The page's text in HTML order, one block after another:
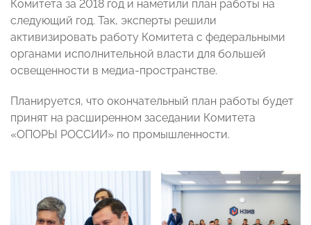
Комитета за 2018 год и наметили план работы на
следующий год. Так, эксперты решили
активизировать работу Комитета с федеральными
органами исполнительной власти для большей
освещенности в медиа-пространстве.
Планируется, что окончательный план работы будет
принят на расширенном заседании Комитета
«ОПОРЫ РОССИИ» по промышленности.